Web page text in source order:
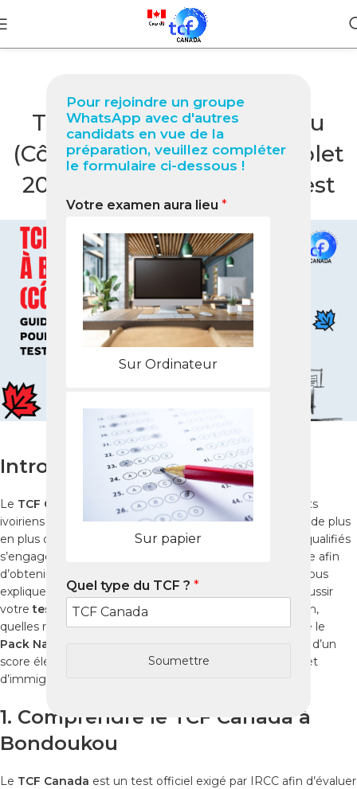
Pour rejoindre un groupe
WhatsApp avec d'autres
candidats en vue de la
préparation, veuillez compléter
le formulaire ci-dessous !
Votre examen aura lieu *
Sur Ordinateur
Sur papier
Quel type du TCF ? *
Soumettre
BLOG
TCF Canada à Bondoukou
(Côte d’Ivoire) Guide complet
2026 pour réussir votre test
NabilOn février 16, 2026
Introduction
Le TCF Canada
est un passage obligé pour les candidats
ivoiriens souhaitant immigrer au Canada. À Bondoukou, de plus
en plus d’étudiants, de professionnels et de travailleurs qualifiés
s’engagent dans une
sérieuse afin
d’obtenir les meilleurs scores possibles. Ce guide 2025 vous
explique, de manière simple et structurée, comment réussir
votretest TCF Canada, où trouver les centres d’examen,
quelles ressources utiliser et pourquoi des outils comme le
Pack Nabil
jouent un rôle déterminant dans l’obtention d’un
score élevé. Ainsi, vous pourrez avancer dans votre projet
d’immigration avec confiance et efficacité.
1. Comprendre le TCF Canada à
Bondoukou
Le TCF Canada est un test officiel exigé par IRCC afin d’évaluer